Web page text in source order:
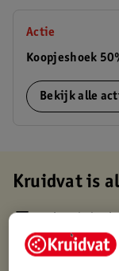
Actie
Koopjeshoek
Bekijk alle
Kruidvat is
Op werkdagen
Gratis